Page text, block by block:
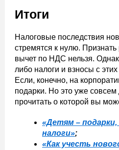
Итоги
Налоговые последствия
стремятся к нулю.
вычет по НДС нельзя.
либо налоги и взносы с
Если, конечно, на
подарки. Но это уже совсем
прочитать о которой вы
«Детям – подарки,
налоги»;
«Как учесть